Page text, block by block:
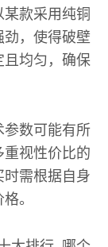
款采用纯铜
劲，使得破壁
且均匀，确保
参数可能有所
视性价比的
需根据自身
。